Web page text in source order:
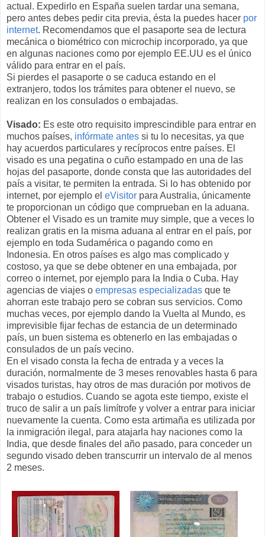
actual. Expedirlo en España suelen tardar una semana,
pero antes debes pedir cita previa, ésta la puedes hacer por
internet. Recomendamos que el pasaporte sea de lectura
mecánica o biométrico con microchip incorporado, ya que
en algunas naciones como por ejemplo EE.UU es el único
válido para entrar en el país.
Si pierdes el pasaporte o se caduca estando en el
extranjero, todos los trámites para obtener el nuevo, se
realizan en los consulados o embajadas.
Visado: Es este otro requisito imprescindible para entrar en
muchos países, infórmate antes si tu lo necesitas, ya que
hay acuerdos particulares y recíprocos entre países. El
visado es una pegatina o cuño estampado en una de las
hojas del pasaporte, donde consta que las autoridades del
país a visitar, te permiten la entrada. Si lo has obtenido por
internet, por ejemplo el eVisitor para Australia, únicamente
te proporcionan un código que comprueban en la aduana.
Obtener el Visado es un tramite muy simple, que a veces lo
realizan gratis en la misma aduana al entrar en el país, por
ejemplo en toda Sudamérica o pagando como en
Indonesia. En otros países es algo mas complicado y
costoso, ya que se debe obtener en una embajada, por
correo o internet, por ejemplo para la India o Cuba. Hay
agencias de viajes o empresas especializadas que te
ahorran este trabajo pero se cobran sus servicios. Como
muchas veces, por ejemplo dando la Vuelta al Mundo, es
imprevisible fijar fechas de estancia de un determinado
país, un buen sistema es obtenerlo en las embajadas o
consulados de un país vecino.
En el visado consta la fecha de entrada y a veces la
duración, normalmente de 3 meses renovables hasta 6 para
visados turistas, hay otros de mas duración por motivos de
trabajo o estudios. Cuando se agota este tiempo, existe el
truco de salir a un país limítrofe y volver a entrar para iniciar
nuevamente la cuenta. Como esta artimaña es utilizada por
la inmigración ilegal, para atajarla hay naciones como la
India, que desde finales del año pasado, para conceder un
segundo visado deben transcurrir un intervalo de al menos
2 meses.